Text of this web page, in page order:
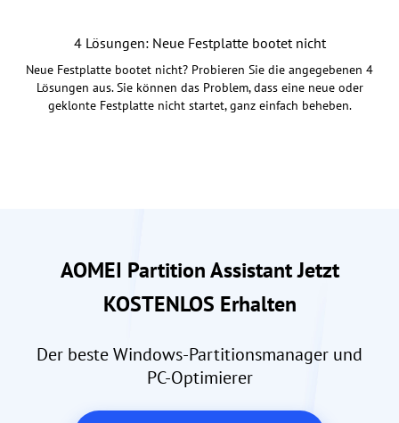
4 Lösungen: Neue Festplatte bootet nicht
Neue Festplatte bootet nicht? Probieren Sie die angegebenen 4
Lösungen aus. Sie können das Problem, dass eine neue oder
geklonte Festplatte nicht startet, ganz einfach beheben.
AOMEI Partition Assistant Jetzt
KOSTENLOS Erhalten
Der beste Windows-Partitionsmanager und
PC-Optimierer